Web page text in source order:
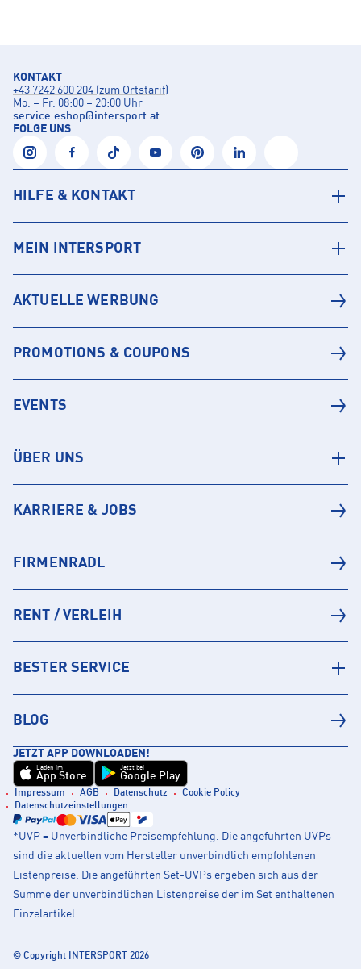
KONTAKT
+43 7242 600 204 (zum Ortstarif)
Mo. – Fr. 08:00 – 20:00 Uhr
service.eshop@intersport.at
FOLGE UNS
HILFE & KONTAKT
MEIN INTERSPORT
AKTUELLE WERBUNG
PROMOTIONS & COUPONS
EVENTS
ÜBER UNS
KARRIERE & JOBS
FIRMENRADL
RENT / VERLEIH
BESTER SERVICE
BLOG
JETZT APP DOWNLOADEN!
Laden im
App Store
Jetzt bei
Google Play
Impressum AGB Datenschutz
Cookie Policy
Datenschutzeinstellungen
*UVP = Unverbindliche Preisempfehlung. Die angeführten UVPs
sind die aktuellen vom Hersteller unverbindlich empfohlenen
Listenpreise. Die angeführten Set-UVPs ergeben sich aus der
Summe der unverbindlichen Listenpreise der im Set enthaltenen
Einzelartikel.
© Copyright INTERSPORT 2026